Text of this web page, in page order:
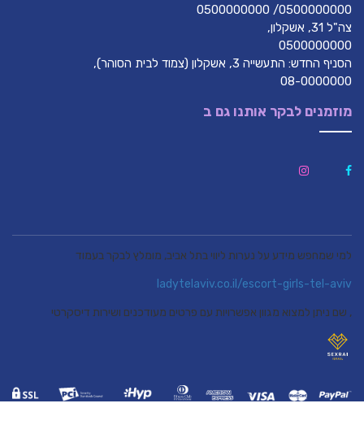
0500000000/ 0500000000
צה"ל 31, אשקלון,
0500000000
הסניף החדש: התעשייה 3, אשקלון (צמוד לבית הסוהר),
08-0000000
מוזמנים לבקר אותנו גם ב
למי שמחפש מידע על נערות ליווי בתל אביב, מומלץ לבקר בעמוד
ladytelaviv.co.il/escort-girls-tel-aviv
, שם ניתן למצוא מגוון אפשרויות עם פרטים מעודכנים ושירות דיסקרטי